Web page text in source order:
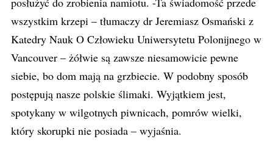
wszystkim krzepi – tłumaczy dr Jeremiasz Osmański z
Katedry Nauk O Człowieku Uniwersytetu Polonijnego w
Vancouver – żółwie są zawsze niesamowicie pewne
siebie, bo dom mają na grzbiecie. W podobny sposób
postępują nasze polskie ślimaki. Wyjątkiem jest,
spotykany w wilgotnych piwnicach, pomrów wielki,
który skorupki nie posiada – wyjaśnia.